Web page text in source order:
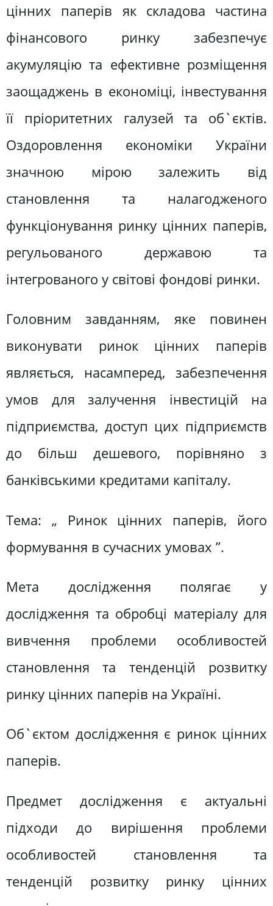
цінних паперів як складова частина
фінансового ринку забезпечує
акумуляцію та ефективне розміщення
заощаджень в економіці, інвестування
її пріоритетних галузей та об`єктів.
Оздоровлення економіки України
значною мірою залежить від
становлення та налагодженого
функціонування ринку цінних паперів,
регульованого державою та
інтегрованого у світові фондові ринки.
Головним завданням, яке повинен
виконувати ринок цінних паперів
являється, насамперед, забезпечення
умов для залучення інвестицій на
підприємства, доступ цих підприємств
до більш дешевого, порівняно з
банківськими кредитами капіталу.
Тема: „ Ринок цінних паперів, його
формування в сучасних умовах ”.
Мета дослідження полягає у
дослідження та обробці матеріалу для
вивчення проблеми особливостей
становлення та тенденцій розвитку
ринку цінних паперів на Україні.
Об`єктом дослідження є ринок цінних
паперів.
Предмет дослідження є актуальні
підходи до вирішення проблеми
особливостей становлення та
тенденцій розвитку ринку цінних